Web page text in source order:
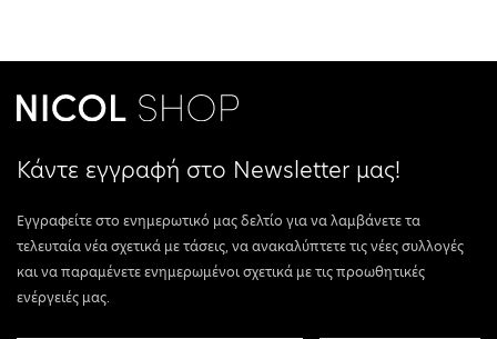
Κάντε εγγραφή στο Newsletter μας!
Εγγραφείτε στο ενημερωτικό μας δελτίο για να λαμβάνετε τα
τελευταία νέα σχετικά με τάσεις, να ανακαλύπτετε τις νέες συλλογές
και να παραμένετε ενημερωμένοι σχετικά με τις προωθητικές
ενέργειές μας.